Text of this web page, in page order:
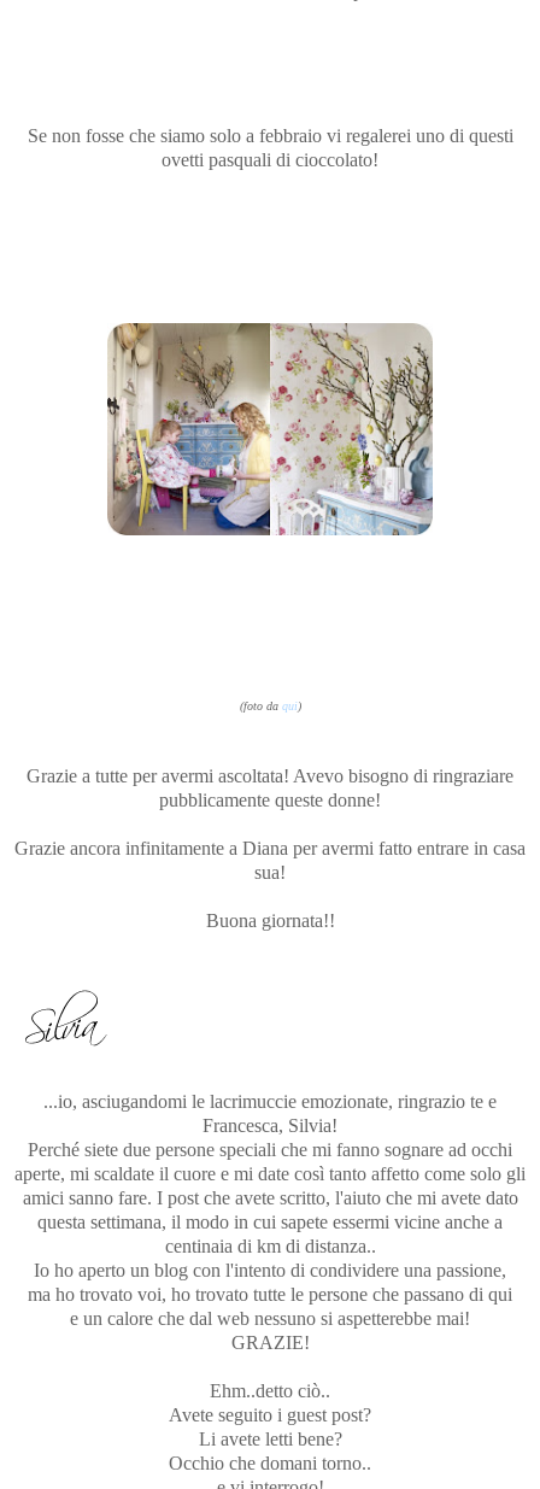
Se non fosse che siamo solo a febbraio vi regalerei uno di questi
ovetti pasquali di cioccolato!
(foto da qui)
Grazie a tutte per avermi ascoltata! Avevo bisogno di ringraziare
pubblicamente queste donne!
Grazie ancora infinitamente a Diana per avermi fatto entrare in casa
sua!
Buona giornata!!
...io, asciugandomi le lacrimuccie emozionate, ringrazio te e
Francesca, Silvia!
Perché siete due persone speciali che mi fanno sognare ad occhi
aperte, mi scaldate il cuore e mi date così tanto affetto come solo gli
amici sanno fare. I post che avete scritto, l'aiuto che mi avete dato
questa settimana, il modo in cui sapete essermi vicine anche a
centinaia di km di distanza..
Io ho aperto un blog con l'intento di condividere una passione,
ma ho trovato voi, ho trovato tutte le persone che passano di qui
e un calore che dal web nessuno si aspetterebbe mai!
GRAZIE!
Ehm..detto ciò..
Avete seguito i guest post?
Li avete letti bene?
Occhio che domani torno..